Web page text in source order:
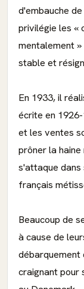
d'embauche
privilégie les «
mentalement
stable et
En 1933, il
écrite en
et les ventes
prôner la
s'attaque dans
français
Beaucoup de
à cause de
débarquement
craignant pour